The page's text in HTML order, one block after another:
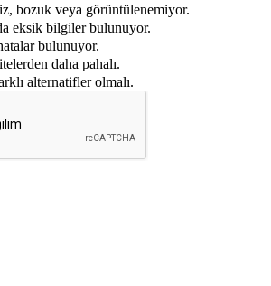
bozuk veya görüntülenemiyor.
eksik bilgiler bulunuyor.
bulunuyor.
daha pahalı.
alternatifler olmalı.